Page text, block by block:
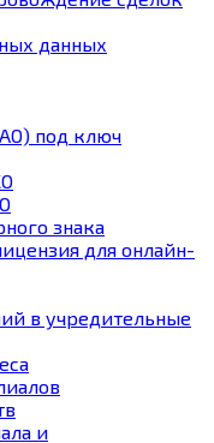
данных
под ключ
знака
для онлайн-
в учредительные
и